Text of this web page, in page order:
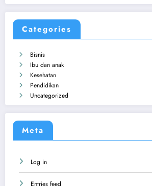
Categories
Bisnis
Ibu dan anak
Kesehatan
Pendidikan
Uncategorized
Meta
Log in
Entries feed